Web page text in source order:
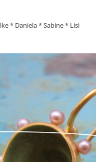
* Daniela * Sabine * Lisi